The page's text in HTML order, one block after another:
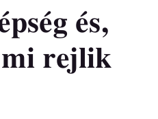
és,
mi rejlik